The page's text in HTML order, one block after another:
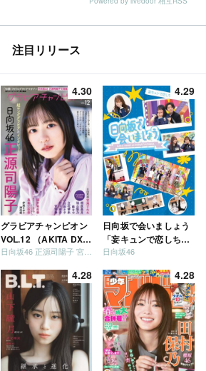
注目リリース
4.30
グラビアチャンピオン
VOL.12 （AKITA DXシ
リーズ）
日向坂46 正源司陽子 宮地すみれ
4.29
日向坂で会いましょう
「妄キュンで恋しちゃ
いましょう」「どっち
う」「ご褒美でロケし
ましょう」「フレンド
リーになりましょう」
「笑って卒業を祝いま
しょう」 [Blu-ray]
日向坂46
4.28 4.28